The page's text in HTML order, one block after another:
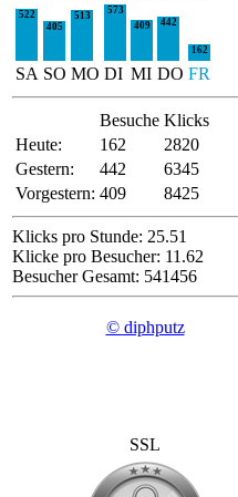
522
405
513
573
409
442
162
SA SO MO DI MI DO FR
Besuche Klicks
Heute:
162
2820
Gestern:
442
6345
Vorgestern: 409 8425
Klicks pro Stunde: 25.51
Klicke pro Besucher: 11.62
Besucher Gesamt: 541456
© diphputz
SSL